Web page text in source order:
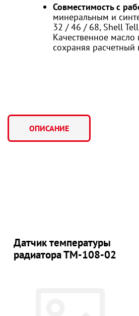
Совместимость с
минеральным и
32 / 46 / 68, Shell
Качественное масло
сохраняя
ОПИСАНИЕ
Датчик температуры
радиатора ТМ-108-02